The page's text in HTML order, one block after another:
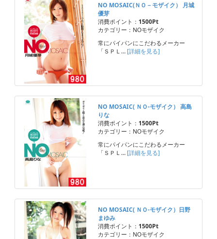
NO MOSAIC(ＮＯ－モザイク） 月城
優芽
消費ポイント： 1500Pt
カテゴリー：NOモザイク
常にパイパンにこだわるメーカー
「ＳＰＬ… [詳細を見る]
NO MOSAIC( ＮＯ-モザイク） 高島
りな
消費ポイント： 1500Pt
カテゴリー：NOモザイク
常にパイパンにこだわるメーカー
「ＳＰＬ… [詳細を見る]
NO MOSAIC( ＮＯ-モザイク）日野
まゆみ
消費ポイント： 1500Pt
カテゴリー：NOモザイク